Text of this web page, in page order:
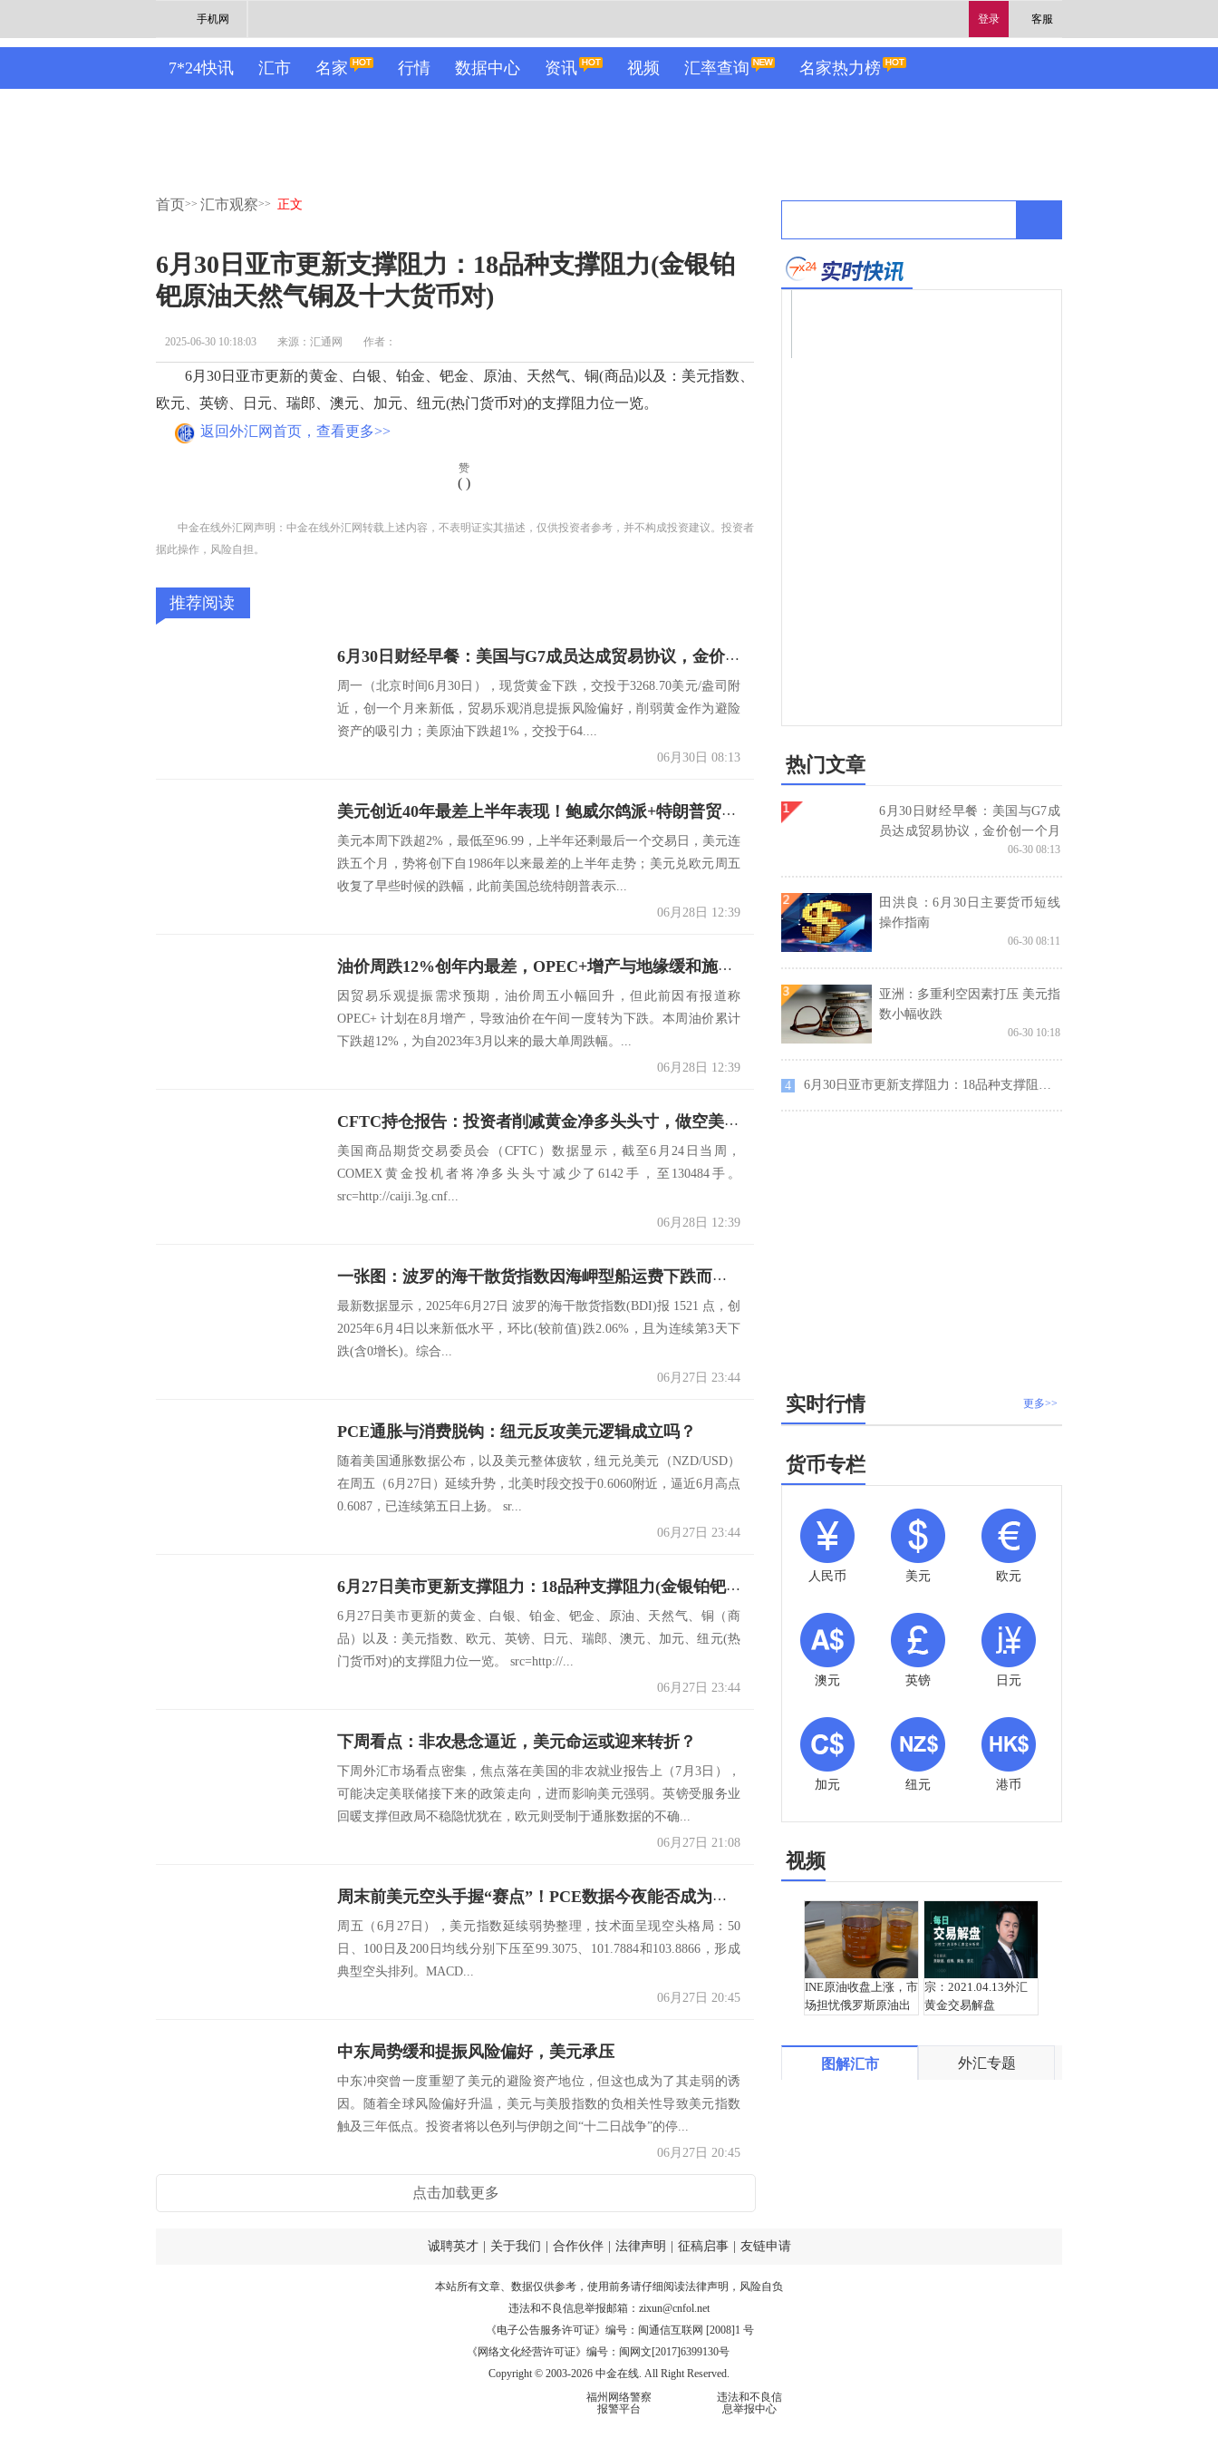
登录 客服
手机网
7*24快讯 汇市 名家 行情 数据中心 资讯 视频 汇率查询 名家热力榜
首页>> 汇市观察>> 正文
6月30日亚市更新支撑阻力：18品种支撑阻力(金银铂
钯原油天然气铜及十大货币对)
2025-06-30 10:18:03 来源：汇通网 作者：
6月30日亚市更新的黄金、白银、铂金、钯金、原油、天然气、铜(商品)以及：美元指数、
欧元、英镑、日元、瑞郎、澳元、加元、纽元(热门货币对)的支撑阻力位一览。
返回外汇网首页，查看更多>>
赞
( )
中金在线外汇网声明：中金在线外汇网转载上述内容，不表明证实其描述，仅供投资者参考，并不构成投资建议。投资者
据此操作，风险自担。
推荐阅读
6月30日财经早餐：美国与G7成员达成贸易协议，金价创一个月新低，OPEC+计划在8月增产拖累油价
周一（北京时间6月30日），现货黄金下跌，交投于3268.70美元/盎司附
近，创一个月来新低，贸易乐观消息提振风险偏好，削弱黄金作为避险
资产的吸引力；美原油下跌超1%，交投于64....
06月30日 08:13
美元创近40年最差上半年表现！鲍威尔鸽派+特朗普贸易战双杀，下周央行行长会谈定调
美元本周下跌超2%，最低至96.99，上半年还剩最后一个交易日，美元连
跌五个月，势将创下自1986年以来最差的上半年走势；美元兑欧元周五
收复了早些时候的跌幅，此前美国总统特朗普表示...
06月28日 12:39
油价周跌12%创年内最差，OPEC+增产与地缘缓和施压，下周非农遇上独立日假期，市场反应或延后
因贸易乐观提振需求预期，油价周五小幅回升，但此前因有报道称
OPEC+ 计划在8月增产，导致油价在午间一度转为下跌。本周油价累计
下跌超12%，为自2023年3月以来的最大单周跌幅。...
06月28日 12:39
CFTC持仓报告：投资者削减黄金净多头头寸，做空美元规模创两年最高
美国商品期货交易委员会（CFTC）数据显示，截至6月24日当周，
COMEX黄金投机者将净多头头寸减少了6142手，至130484手。
src=http://caiji.3g.cnf...
06月28日 12:39
一张图：波罗的海干散货指数因海岬型船运费下跌而录得周度下跌
最新数据显示，2025年6月27日 波罗的海干散货指数(BDI)报 1521 点，创
2025年6月4日以来新低水平，环比(较前值)跌2.06%，且为连续第3天下
跌(含0增长)。综合...
06月27日 23:44
PCE通胀与消费脱钩：纽元反攻美元逻辑成立吗？
随着美国通胀数据公布，以及美元整体疲软，纽元兑美元（NZD/USD）
在周五（6月27日）延续升势，北美时段交投于0.6060附近，逼近6月高点
0.6087，已连续第五日上扬。 sr...
06月27日 23:44
6月27日美市更新支撑阻力：18品种支撑阻力(金银铂钯原油天然气铜及十大货币对)
6月27日美市更新的黄金、白银、铂金、钯金、原油、天然气、铜（商
品）以及：美元指数、欧元、英镑、日元、瑞郎、澳元、加元、纽元(热
门货币对)的支撑阻力位一览。 src=http://...
06月27日 23:44
下周看点：非农悬念逼近，美元命运或迎来转折？
下周外汇市场看点密集，焦点落在美国的非农就业报告上（7月3日），
可能决定美联储接下来的政策走向，进而影响美元强弱。英镑受服务业
回暖支撑但政局不稳隐忧犹在，欧元则受制于通胀数据的不确...
06月27日 21:08
周末前美元空头手握“赛点”！PCE数据今夜能否成为多头援军？
周五（6月27日），美元指数延续弱势整理，技术面呈现空头格局：50
日、100日及200日均线分别下压至99.3075、101.7884和103.8866，形成
典型空头排列。MACD...
06月27日 20:45
中东局势缓和提振风险偏好，美元承压
中东冲突曾一度重塑了美元的避险资产地位，但这也成为了其走弱的诱
因。随着全球风险偏好升温，美元与美股指数的负相关性导致美元指数
触及三年低点。投资者将以色列与伊朗之间“十二日战争”的停...
06月27日 20:45
点击加载更多
热门文章
6月30日财经早餐：美国与G7成
员达成贸易协议，金价创一个月
新低，OPEC+计划在8月增产拖
06-30 08:13
田洪良：6月30日主要货币短线
操作指南
06-30 08:11
亚洲：多重利空因素打压 美元指
数小幅收跌
06-30 10:18
4 6月30日亚市更新支撑阻力：18品种支撑阻力(金银铂钯原油天然气铜及十大货币对)
更多>>
实时行情
货币专栏
人民币 美元 欧元
澳元 英镑 日元
加元 纽元 港币
视频
INE原油收盘上涨，市
场担忧俄罗斯原油出
宗：2021.04.13外汇
黄金交易解盘
图解汇市 外汇专题
诚聘英才 关于我们 合作伙伴 法律声明 征稿启事 友链申请
本站所有文章、数据仅供参考，使用前务请仔细阅读法律声明 ，风险自负
违法和不良信息举报邮箱： zixun@cnfol.net
《电子公告服务许可证》编号：闽通信互联网 [2008]1 号
《网络文化经营许可证》编号：闽网文[2017]6399130号
Copyright © 2003-2026 中金在线. All Right Reserved.
福州网络警察
报警平台
违法和不良信
息举报中心